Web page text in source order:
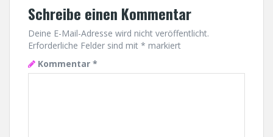
Schreibe einen Kommentar
Deine E-Mail-Adresse wird nicht veröffentlicht.
Erforderliche Felder sind mit * markiert
Kommentar *